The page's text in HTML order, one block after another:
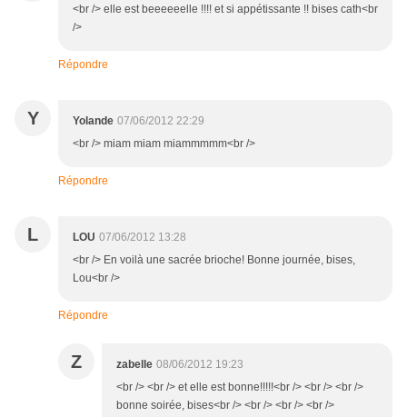
<br /> elle est beeeeeelle !!!! et si appétissante !! bises cath<br
/>
Répondre
Y Yolande 07/06/2012 22:29
<br /> miam miam miammmmm<br />
Répondre
L LOU 07/06/2012 13:28
<br /> En voilà une sacrée brioche! Bonne journée, bises,
Lou<br />
Répondre
Z zabelle 08/06/2012 19:23
<br /> <br /> et elle est bonne!!!!!<br /> <br /> <br />
bonne soirée, bises<br /> <br /> <br /> <br />